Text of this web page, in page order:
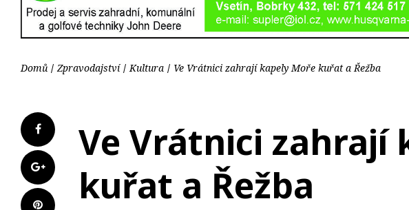
Domů Zpravodajství Kultura Ve Vrátnici zahrají kapely Moře kuřat a Řežba
Ve Vrátnici zahrají
kuřat a Řežba